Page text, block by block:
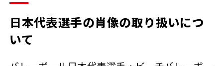
日本代表選手の肖像の取り扱いにつ
いて